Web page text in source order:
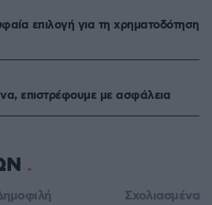
επιλογή για τη χρηματοδότηση
επιστρέφουμε με ασφάλεια
Σχολιασμένα